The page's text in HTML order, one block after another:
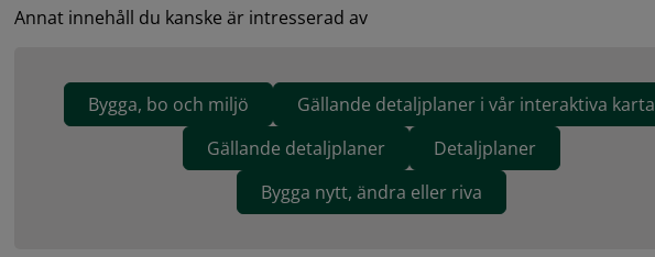
Annat innehåll du kanske är intresserad av
Bygga, bo och miljö
Gällande detaljplaner i vår interaktiva karta
Gällande detaljplaner
Detaljplaner
Bygga nytt, ändra eller riva